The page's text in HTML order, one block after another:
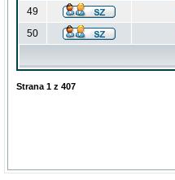
49
50
Strana 1 z 407